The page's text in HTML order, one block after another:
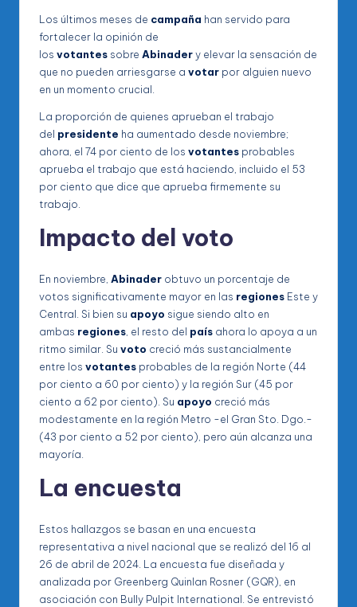
Los últimos meses de campaña han servido para
fortalecer la opinión de
los votantes sobre Abinadery elevar la sensación de
que no pueden arriesgarse a votar por alguien nuevo
en un momento crucial.
La proporción de quienes aprueban el trabajo
del presidente ha aumentado desde noviembre;
ahora, el 74 por ciento de los votantes probables
aprueba el trabajo que está haciendo, incluido el 53
por ciento que dice que aprueba firmemente su
trabajo.
Impacto del voto
En noviembre, Abinader obtuvo un porcentaje de
votos significativamente mayor en las regiones Este y
Central. Si bien su apoyo sigue siendo alto en
ambas regiones, el resto del país ahora lo apoya a un
ritmo similar. Su voto creció más sustancialmente
entre los votantes probables de la región Norte (44
por ciento a 60 por ciento) y la región Sur (45 por
ciento a 62 por ciento). Su apoyo creció más
modestamente en la región Metro -el Gran Sto. Dgo.-
(43 por ciento a 52 por ciento), pero aún alcanza una
mayoría.
La encuesta
Estos hallazgos se basan en una encuesta
representativa a nivel nacional que se realizó del 16 al
26 de abril de 2024. La encuesta fue diseñada y
analizada por Greenberg Quinlan Rosner (GQR), en
asociación con Bully Pulpit International. Se entrevistó